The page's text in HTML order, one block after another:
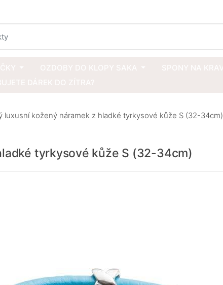
luxusní kožený náramek z hladké tyrkysové kůže S (32-34cm)
tyrkysové kůže S (32-34cm)